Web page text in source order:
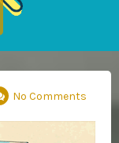
No Comments